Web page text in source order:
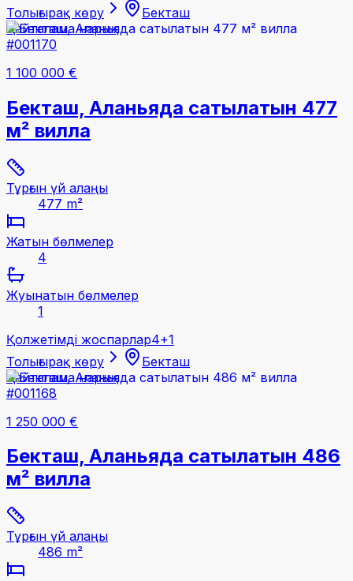
Толығырақ көру
Бекташ
Қайталама нарық
#001170
1 100 000 €
Бекташ, Аланьяда сатылатын 477
м² вилла
Тұрғын үй алаңы
477 m²
Жатын бөлмелер
4
Жуынатын бөлмелер
1
Қолжетімді жоспарлар4+1
Толығырақ көру
Бекташ
Қайталама нарық
#001168
1 250 000 €
Бекташ, Аланьяда сатылатын 486
м² вилла
Тұрғын үй алаңы
486 m²